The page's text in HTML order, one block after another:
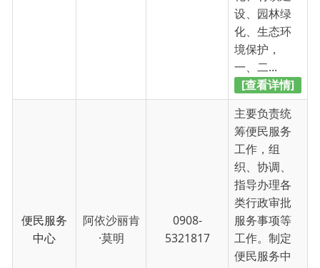
类行政审批
服务事项等
工作。制定
便民服务中
心各项规章
制度、管理
办法并组织
[查看详情]
社会事务
主要负责政
法、社会治
安综合治
理、边境管
理、统战、
民族宗教、
信访、司